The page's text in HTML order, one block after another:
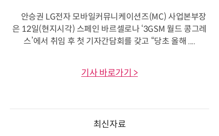
안승권 LG전자 모바일커뮤니케이션즈(MC) 사업본부장
은 12일(현지시각) 스페인 바르셀로나 ‘3GSM 월드 콩그레
스’에서 취임 후 첫 기자간담회를 갖고 “당초 올해 ....
기사 바로가기 >
최신자료